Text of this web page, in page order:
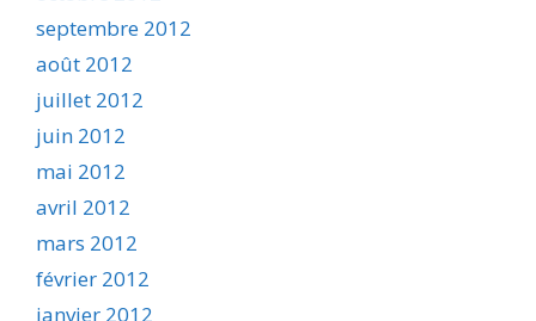
septembre 2012
août 2012
juillet 2012
juin 2012
mai 2012
avril 2012
mars 2012
février 2012
janvier 2012